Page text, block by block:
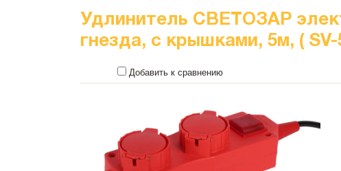
Удлинитель СВЕТОЗАР
гнезда, с крышками, 5м, ( SV-
Добавить к сравнению